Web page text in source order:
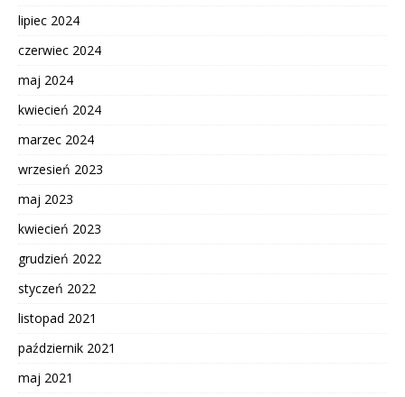
lipiec 2024
czerwiec 2024
maj 2024
kwiecień 2024
marzec 2024
wrzesień 2023
maj 2023
kwiecień 2023
grudzień 2022
styczeń 2022
listopad 2021
październik 2021
maj 2021